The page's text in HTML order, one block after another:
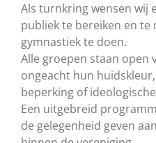
Als turnkring wensen wij
publiek te bereiken en te
gymnastiek te doen.
Alle groepen staan open
ongeacht hun
beperking of
Een uitgebreid
de gelegenheid geven